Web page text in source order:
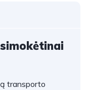
transporto